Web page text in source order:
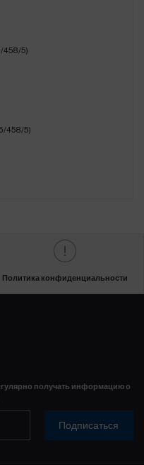
458/5)
458/5)
Политика конфиденциальности
получать информацию о
Подписаться